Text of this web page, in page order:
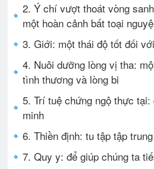
2. Ý chí vượt thoát vòng
một hoàn cảnh bất toại
3. Giới: một thái độ tốt đối
4. Nuôi dưỡng lòng vị tha:
tình thương và lòng bi
5. Trí tuệ chứng ngộ thực
minh
6. Thiền định: tu tập tập
7. Quy y: để giúp chúng ta